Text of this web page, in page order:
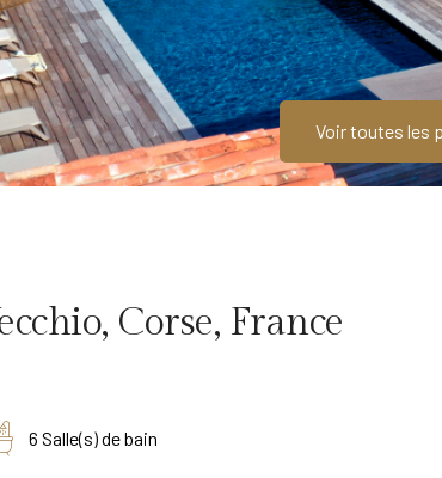
Voir toutes les
Corse, France
6 Salle(s) de bain